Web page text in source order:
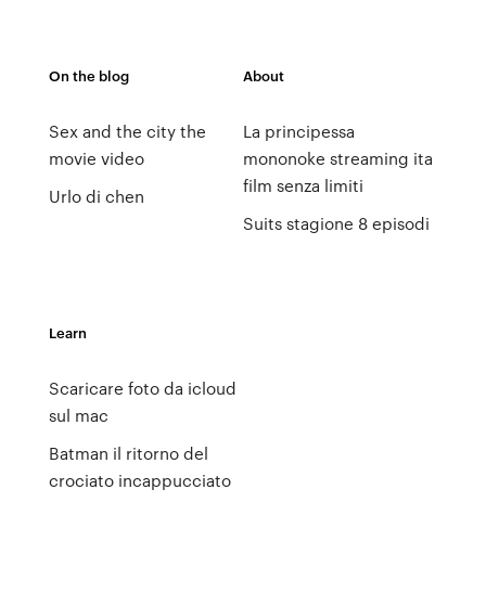
On the blog
Sex and the city the
movie video
Urlo di chen
About
La principessa
mononoke streaming ita
film senza limiti
Suits stagione 8 episodi
Learn
Scaricare foto da icloud
sul mac
Batman il ritorno del
crociato incappucciato